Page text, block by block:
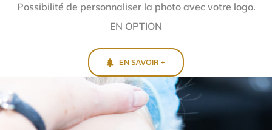
Possibilité de personnaliser la photo avec votre logo.
EN OPTION
EN SAVOIR +